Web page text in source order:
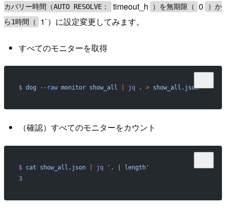
カバリー時間（AUTO RESOLVE：
timeout_h ）を無期限（ 0
）か
ら1時間（
1`）に設定変更してみます。
すべてのモニターを取得
$ dog --raw monitor show_all jq . > show_all.json
（確認）すべてのモニターをカウント
$ cat show_all.json | jq '. | length'
3